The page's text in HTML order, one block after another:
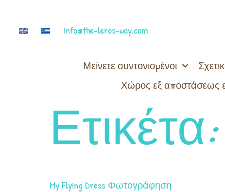
info@the-leros-way.com
Μείνετε συντονισμένοι
Χώρος εξ αποστάσεως
Ετικέτα:
My Flying Dress Φωτογράφηση